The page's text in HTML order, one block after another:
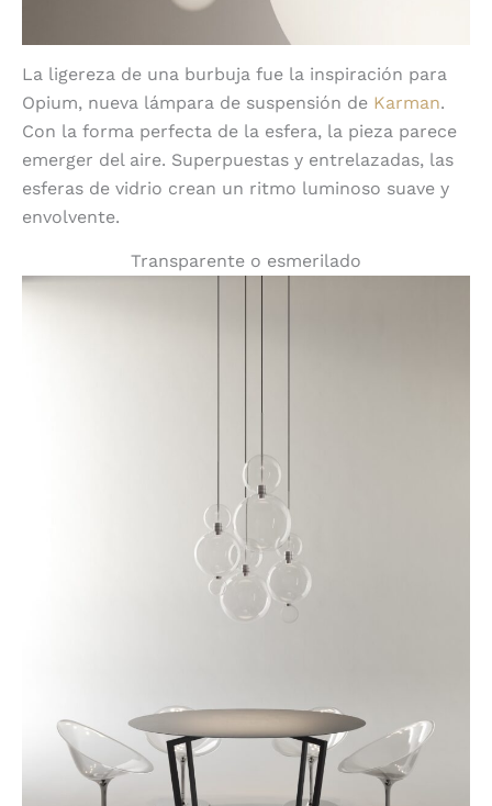
La ligereza de una burbuja fue la inspiración para
Opium, nueva lámpara de suspensión de Karman.
Con la forma perfecta de la esfera, la pieza parece
emerger del aire. Superpuestas y entrelazadas, las
esferas de vidrio crean un ritmo luminoso suave y
envolvente.
Transparente o esmerilado